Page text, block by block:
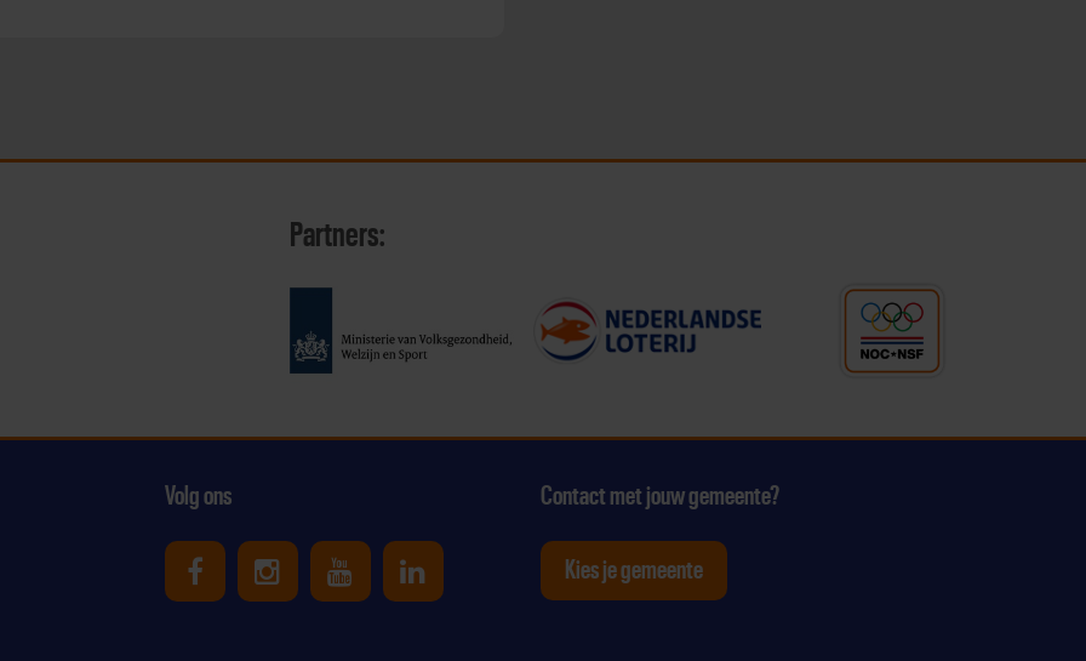
Partners:
Volg ons
Uniek Sporten op Facebook
Uniek Sporten op Instagram
Uniek Sporten op Youtube
Uniek Sporten op Linkedin
Contact met jouw gemeente?
Kies je gemeente